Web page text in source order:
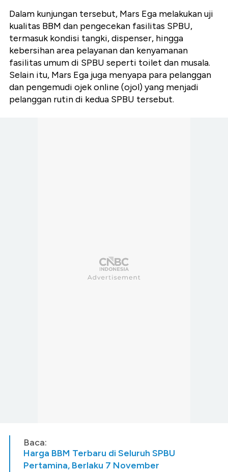
Dalam kunjungan tersebut, Mars Ega melakukan uji
kualitas BBM dan pengecekan fasilitas SPBU,
termasuk kondisi tangki, dispenser, hingga
kebersihan area pelayanan dan kenyamanan
fasilitas umum di SPBU seperti toilet dan musala.
Selain itu, Mars Ega juga menyapa para pelanggan
dan pengemudi ojek online (ojol) yang menjadi
pelanggan rutin di kedua SPBU tersebut.
Baca:
Harga BBM Terbaru di Seluruh SPBU
Pertamina, Berlaku 7 November